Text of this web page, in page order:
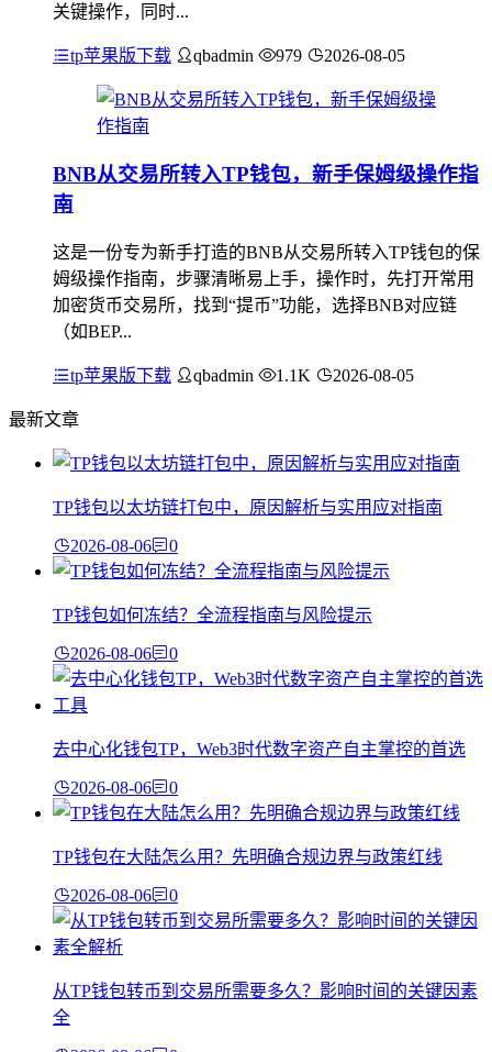
关键操作，同时...
tp苹果版下载 qbadmin 979 2026-08-05
BNB从交易所转入TP钱包，新手保姆级操作指
南
这是一份专为新手打造的BNB从交易所转入TP钱包的保
姆级操作指南，步骤清晰易上手，操作时，先打开常用
加密货币交易所，找到“提币”功能，选择BNB对应链
（如BEP...
tp苹果版下载 qbadmin 1.1K 2026-08-05
最新文章
TP钱包以太坊链打包中，原因解析与实用应对指南
2026-08-06 0
TP钱包如何冻结？全流程指南与风险提示
2026-08-06 0
去中心化钱包TP，Web3时代数字资产自主掌控的首选
2026-08-06 0
TP钱包在大陆怎么用？先明确合规边界与政策红线
2026-08-06 0
从TP钱包转币到交易所需要多久？影响时间的关键因素
全